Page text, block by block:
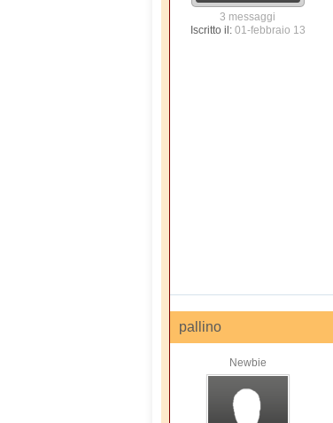
3 messaggi
Iscritto il: 01-febbraio 13
pallino
Newbie